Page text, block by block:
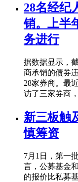
28名经纪
销。上半
务进行
据数据显示，
商承销的债券
28家券商。最
访了三家券商
新三板触
慎筹资
7月1日，第一
言，公募基金
的报价比私募